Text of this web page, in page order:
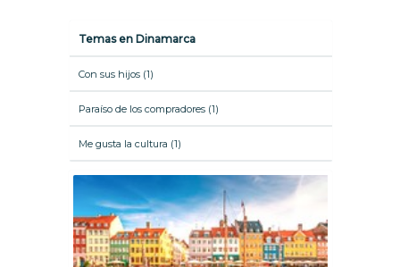
Temas en Dinamarca
Con sus hijos (1)
Paraíso de los compradores (1)
Me gusta la cultura (1)